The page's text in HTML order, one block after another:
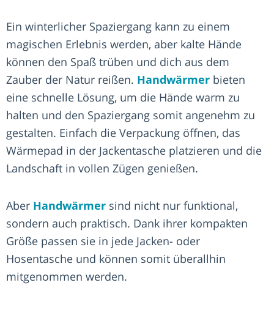
Ein winterlicher Spaziergang kann zu einem
magischen Erlebnis werden, aber kalte Hände
können den Spaß trüben und dich aus dem
Zauber der Natur reißen. Handwärmer bieten
eine schnelle Lösung, um die Hände warm zu
halten und den Spaziergang somit angenehm zu
gestalten. Einfach die Verpackung öffnen, das
Wärmepad in der Jackentasche platzieren und die
Landschaft in vollen Zügen genießen.
Aber Handwärmer sind nicht nur funktional,
sondern auch praktisch. Dank ihrer kompakten
Größe passen sie in jede Jacken- oder
Hosentasche und können somit überallhin
mitgenommen werden.